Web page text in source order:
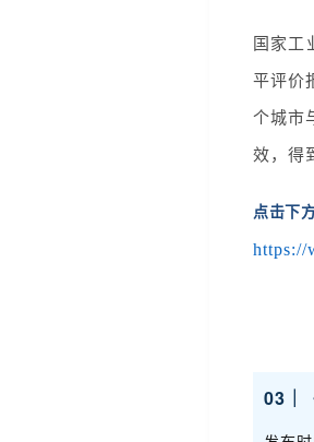
国家工
平评价
个城市
效，得
点击下
https://
03｜